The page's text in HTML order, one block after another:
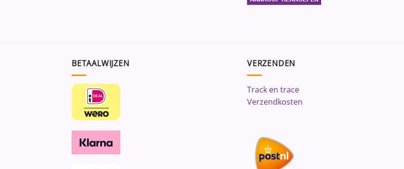
BETAALWIJZEN VERZENDEN
Track en trace
Verzendkosten